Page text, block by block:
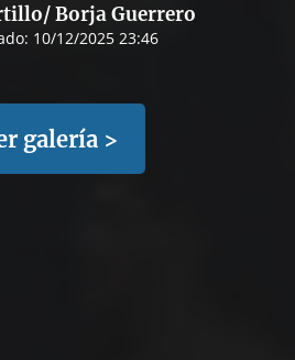
Borja Guerrero
10/12/2025 23:46
galería >